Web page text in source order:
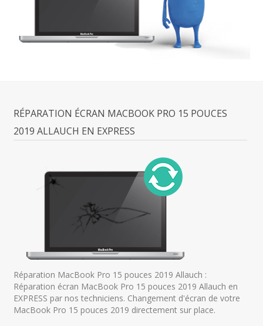
RÉPARATION ÉCRAN MACBOOK PRO 15 POUCES
2019 ALLAUCH EN EXPRESS
Réparation MacBook Pro 15 pouces 2019 Allauch :
Réparation écran MacBook Pro 15 pouces 2019 Allauch en
EXPRESS par nos techniciens. Changement d'écran de votre
MacBook Pro 15 pouces 2019 directement sur place.